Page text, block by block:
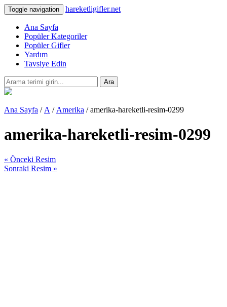
Toggle navigation hareketligifler.net
Ana Sayfa
Popüler Kategoriler
Popüler Gifler
Yardım
Tavsiye Edin
Ara
Ana Sayfa / A / Amerika / amerika-hareketli-resim-0299
amerika-hareketli-resim-0299
« Önceki Resim
Sonraki Resim »